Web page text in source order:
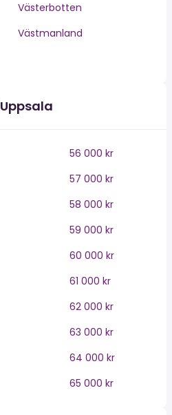
Västerbotten
Västmanland
56 000 kr
57 000 kr
58 000 kr
59 000 kr
60 000 kr
61 000 kr
62 000 kr
63 000 kr
64 000 kr
65 000 kr